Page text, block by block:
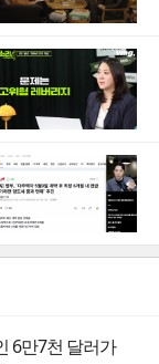
6만7천 달러가